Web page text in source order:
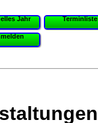
Jahr Terminliste